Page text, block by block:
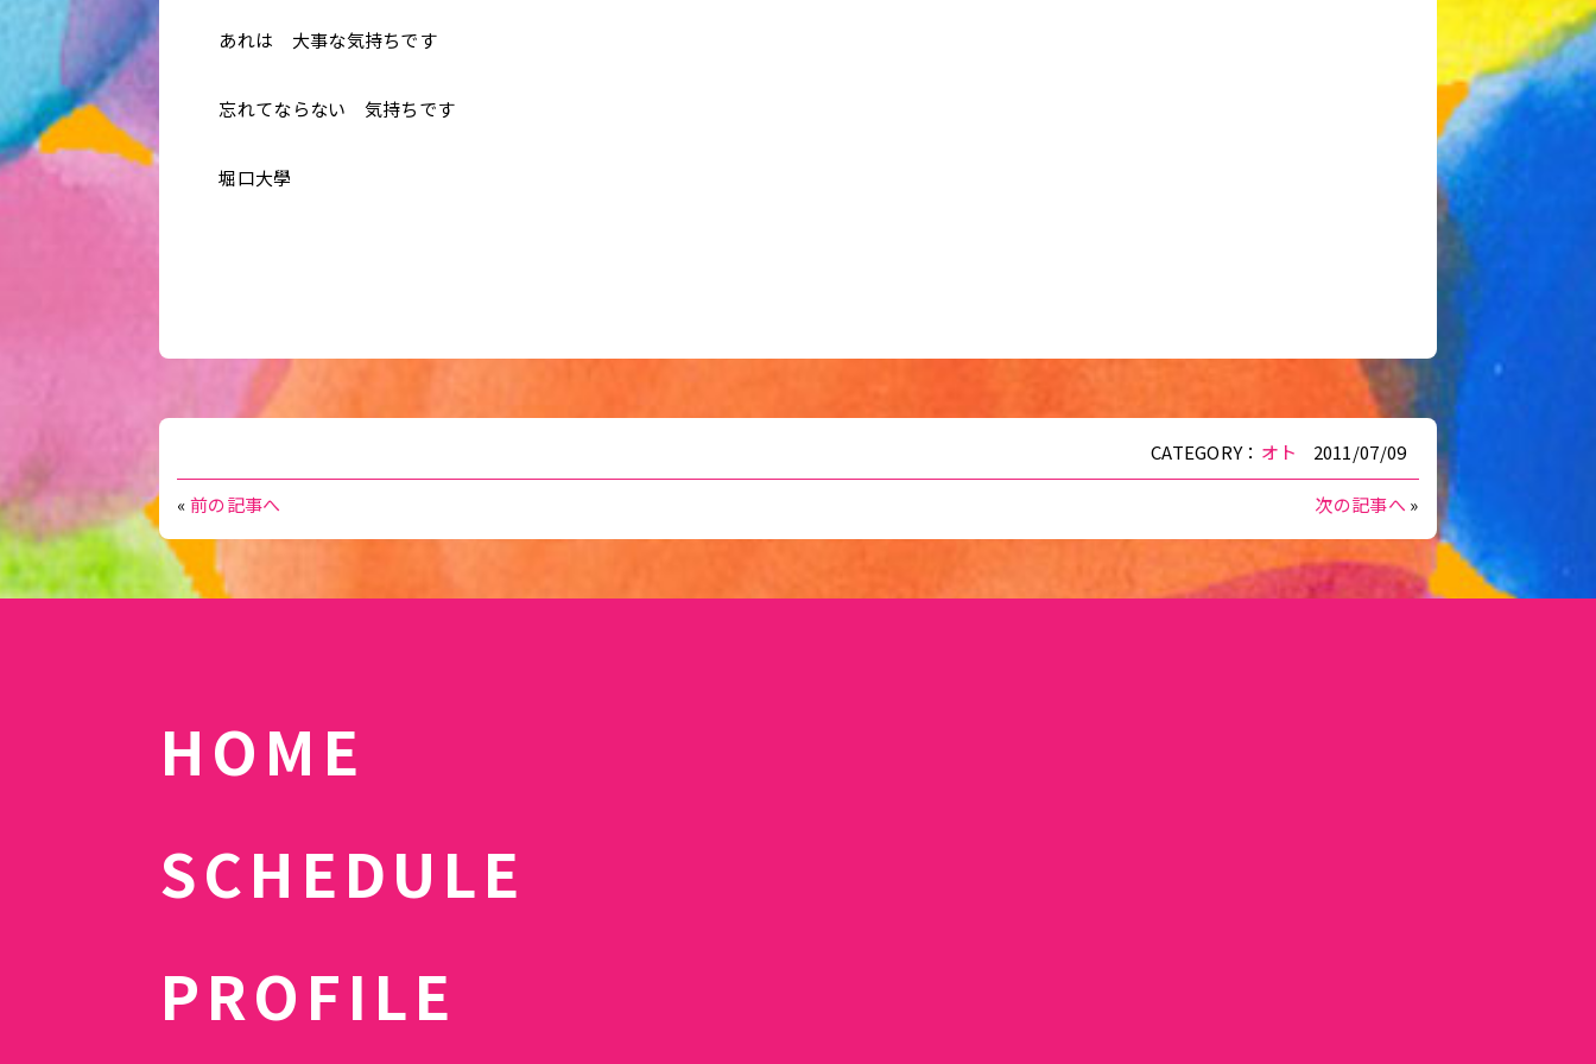
あれは 大事な気持ちです
忘れてならない 気持ちです
堀口大學
CATEGORY： オト 2011/07/09
«前の記事へ 次の記事へ »
HOME
SCHEDULE
PROFILE